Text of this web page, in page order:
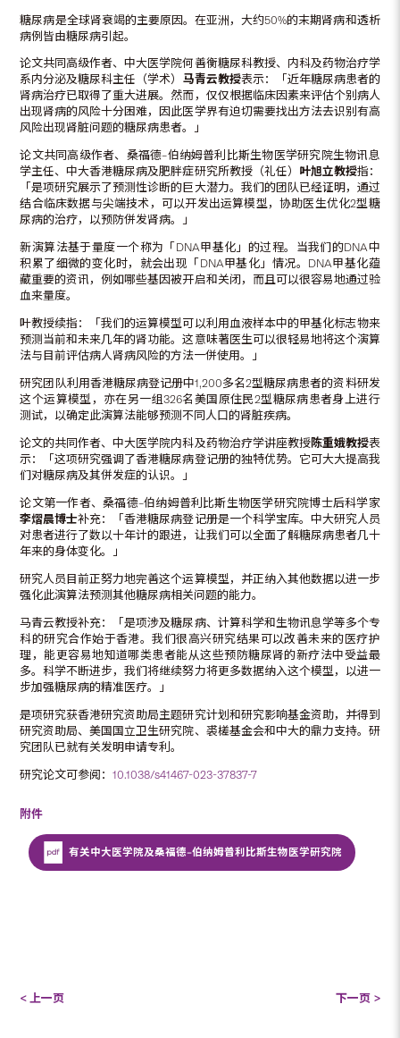
糖尿病是全球肾衰竭的主要原因。在亚洲，大约50%的末期肾病和透析
病例皆由糖尿病引起。
论文共同高级作者、中大医学院何善衡糖尿科教授、内科及药物治疗学
系内分泌及糖尿科主任（学术） 马青云教授表示：「近年糖尿病患者的
肾病治疗已取得了重大进展。然而，仅仅根据临床因素来评估个别病人
出现肾病的风险十分困难，因此医学界有迫切需要找出方法去识别有高
风险出现肾脏问题的糖尿病患者。」
论文共同高级作者、桑福德–伯纳姆普利比斯生物医学研究院生物讯息
学主任、中大香港糖尿病及肥胖症研究所教授（礼任） 叶旭立教授指：
「是项研究展示了预测性诊断的巨大潜力。我们的团队已经证明，通过
结合临床数据与尖端技术，可以开发出运算模型，协助医生优化2型糖
尿病的治疗，以预防併发肾病。」
新演算法基于量度一个称为「DNA甲基化」的过程。当我们的DNA中
积累了细微的变化时，就会出现「DNA甲基化」情况。DNA甲基化蕴
藏重要的资讯，例如哪些基因被开启和关闭，而且可以很容易地通过验
血来量度。
叶教授续指：「我们的运算模型可以利用血液样本中的甲基化标志物来
预测当前和未来几年的肾功能。这意味著医生可以很轻易地将这个演算
法与目前评估病人肾病风险的方法一併使用。」
研究团队利用香港糖尿病登记册中1,200多名2型糖尿病患者的资料研发
这个运算模型，亦在另一组326名美国原住民2型糖尿病患者身上进行
测试，以确定此演算法能够预测不同人口的肾脏疾病。
论文的共同作者、中大医学院内科及药物治疗学讲座教授陈重娥教授表
示：「这项研究强调了香港糖尿病登记册的独特优势。它可大大提高我
们对糖尿病及其併发症的认识。」
论文第一作者、桑福德–伯纳姆普利比斯生物医学研究院博士后科学家
李熠晨博士补充：「香港糖尿病登记册是一个科学宝库。中大研究人员
对患者进行了数以十年计的跟进，让我们可以全面了解糖尿病患者几十
年来的身体变化。」
研究人员目前正努力地完善这个运算模型，并正纳入其他数据以进一步
强化此演算法预测其他糖尿病相关问题的能力。
马青云教授补充：「是项涉及糖尿病、计算科学和生物讯息学等多个专
科的研究合作始于香港。我们很高兴研究结果可以改善未来的医疗护
理，能更容易地知道哪类患者能从这些预防糖尿肾的新疗法中受益最
多。科学不断进步，我们将继续努力将更多数据纳入这个模型，以进一
步加强糖尿病的精准医疗。」
是项研究获香港研究资助局主题研究计划和研究影响基金资助，并得到
研究资助局、美国国立卫生研究院、裘槎基金会和中大的鼎力支持。研
究团队已就有关发明申请专利。
研究论文可参阅：10.1038/s41467-023-37837-7
附件
有关中大医学院及桑福德–伯纳姆普利比斯生物医学研究院
< 上一页 下一页 >